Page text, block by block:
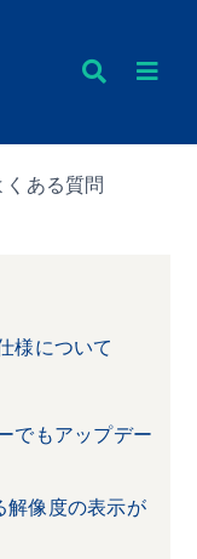
くある質問
様について
でもアップデー
解像度の表示が